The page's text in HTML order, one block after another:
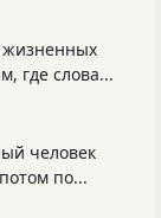
жизненных
где слова...
человек
по...